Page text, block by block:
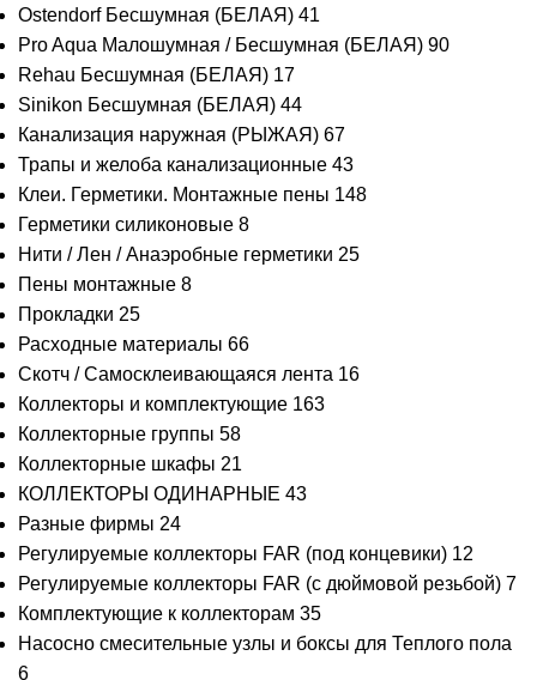
Ostendorf Бесшумная (БЕЛАЯ) 41
Pro Aqua Малошумная / Бесшумная (БЕЛАЯ) 90
Rehau Бесшумная (БЕЛАЯ) 17
Sinikon Бесшумная (БЕЛАЯ) 44
Канализация наружная (РЫЖАЯ) 67
Трапы и желоба канализационные 43
Клеи. Герметики. Монтажные пены 148
Герметики силиконовые 8
Нити / Лен / Анаэробные герметики 25
Пены монтажные 8
Прокладки 25
Расходные материалы 66
Скотч / Самосклеивающаяся лента 16
Коллекторы и комплектующие 163
Коллекторные группы 58
Коллекторные шкафы 21
КОЛЛЕКТОРЫ ОДИНАРНЫЕ 43
Разные фирмы 24
Регулируемые коллекторы FAR (под концевики) 12
Регулируемые коллекторы FAR (с дюймовой резьбой) 7
Комплектующие к коллекторам 35
Насосно смесительные узлы и боксы для Теплого пола
6